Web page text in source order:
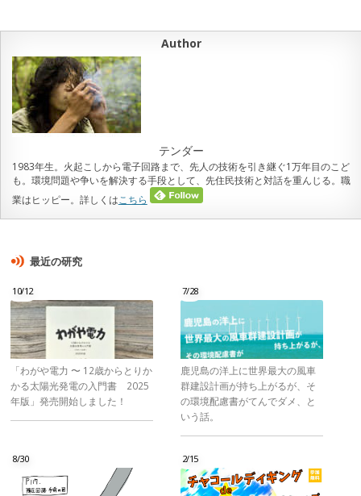
Author
テンダー
1983年生。火起こしから電子回路まで、先人の技術を引き継ぐ1万年目のこど
も。環境問題や争いを解決する手段として、先住民技術と対話を重んじる。職
業はヒッピー。詳しくは こちら
最近の研究
10/12
「わがや電力 〜 12歳からとりか
かる太陽光発電の入門書 2025
年版」発売開始しました！
7/28
鹿児島の洋上に世界最大の風車
群建設計画が持ち上がるが、そ
の環境配慮書がてんでダメ、と
いう話。
8/30 2/15